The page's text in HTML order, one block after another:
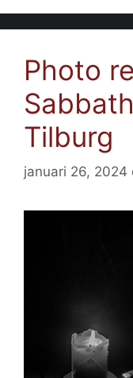
Photo
Tilburg
januari 26, 2024